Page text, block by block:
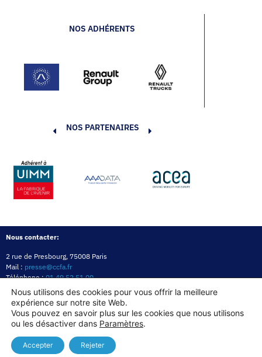
NOS ADHÉRENTS
NOS PARTENAIRES
Nous contacter:
2 rue de Presbourg, 75008 Paris
Mail : presse@ccfa.fr
Téléphone :01 49 52 51 00
Réseau :
LinkedIn
Politique de confidentialitéMentions légalesPolitique des cookies
Copyright© 2026
Nous utilisons des cookies pour vous offrir la meilleure
expérience sur notre site Web.
Vous pouvez en savoir plus sur les cookies que nous utilisons
ou les désactiver dans Paramètres.
Accepter Rejeter